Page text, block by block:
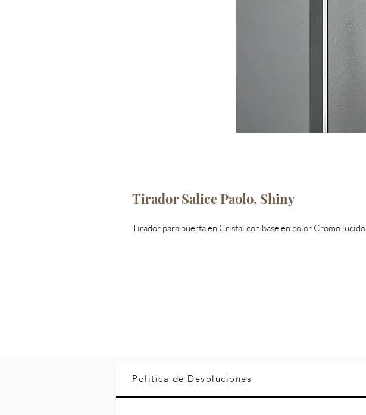
Tirador Salice Paolo, Shiny
Tirador para puerta en Cristal con base en color Cromo lucido
Politica de Devoluciones